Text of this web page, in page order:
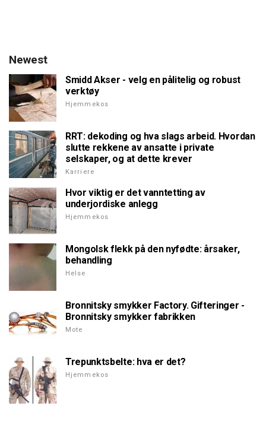
Newest
Smidd Akser - velg en pålitelig og robust
verktøy
Hjemmekos
RRT: dekoding og hva slags arbeid. Hvordan
slutte rekkene av ansatte i private
selskaper, og at dette krever
Karriere
Hvor viktig er det vanntetting av
underjordiske anlegg
Hjemmekos
Mongolsk flekk på den nyfødte: årsaker,
behandling
Helse
Bronnitsky smykker Factory. Gifteringer -
Bronnitsky smykker fabrikken
Mote
Trepunktsbelte: hva er det?
Hjemmekos